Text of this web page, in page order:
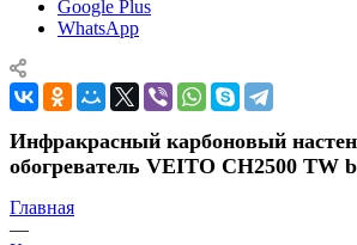
Google Plus
WhatsApp
Инфракрасный карбоновый
обогреватель VEITO CH2500 TW
Главная
—